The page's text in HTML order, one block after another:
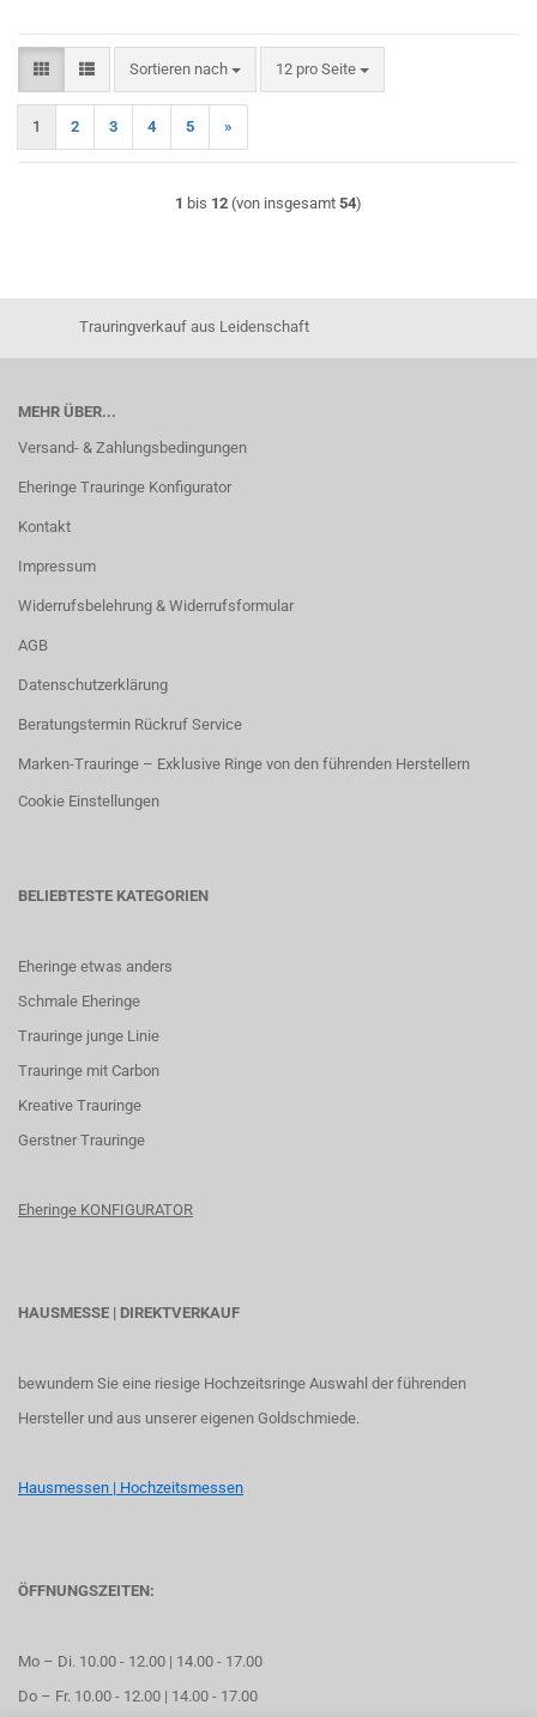
Sortieren nach
Sortieren nach 12 pro Seite
pro Seite
1 2 3 4 5 »
1 bis 12 (von insgesamt 54)
Trauringverkauf aus Leidenschaft
MEHR ÜBER...
Versand- & Zahlungsbedingungen
Eheringe Trauringe Konfigurator
Kontakt
Impressum
Widerrufsbelehrung & Widerrufsformular
AGB
Datenschutzerklärung
Beratungstermin Rückruf Service
Marken-Trauringe – Exklusive Ringe von den führenden Herstellern
Cookie Einstellungen
BELIEBTESTE KATEGORIEN
Eheringe etwas anders
Schmale Eheringe
Trauringe junge Linie
Trauringe mit Carbon
Kreative Trauringe
Gerstner Trauringe
Eheringe KONFIGURATOR
HAUSMESSE | DIREKTVERKAUF
bewundern Sie eine riesige Hochzeitsringe Auswahl der führenden
Hersteller und aus unserer eigenen Goldschmiede.
Hausmessen | Hochzeitsmessen
ÖFFNUNGSZEITEN:
Mo – Di. 10.00 - 12.00 | 14.00 - 17.00
Do – Fr. 10.00 - 12.00 | 14.00 - 17.00